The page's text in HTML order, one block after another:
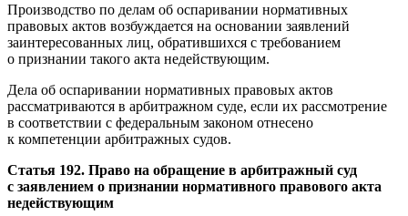
Производство по делам об оспаривании нормативных
правовых актов возбуждается на основании заявлений
заинтересованных лиц, обратившихся с требованием
о признании такого акта недействующим.
Дела об оспаривании нормативных правовых актов
рассматриваются в арбитражном суде, если их рассмотрение
в соответствии с федеральным законом отнесено
к компетенции арбитражных судов.
Статья 192. Право на обращение в арбитражный суд
с заявлением о признании нормативного правового акта
недействующим